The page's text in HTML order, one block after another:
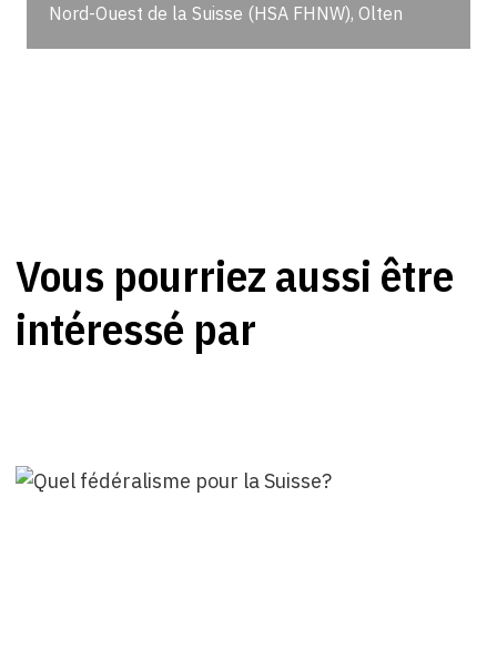
Nord-Ouest de la Suisse (HSA FHNW), Olten
Vous pourriez aussi être
intéressé par